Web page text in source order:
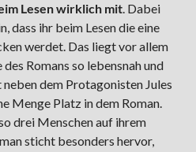
Lesen wirklich mit. Dabei
dass ihr beim Lesen die eine
werdet. Das liegt vor allem
Romans so lebensnah und
dem Protagonisten Jules
Menge Platz in dem Roman.
drei Menschen auf ihrem
sticht besonders hervor,